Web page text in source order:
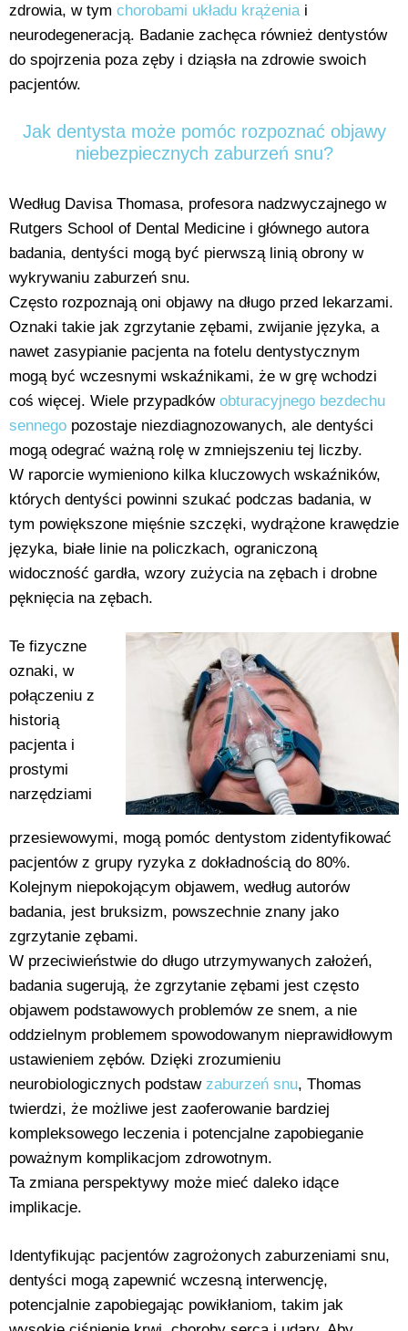
zdrowia, w tym chorobami układu krążeniai
neurodegeneracją. Badanie zachęca również dentystów
do spojrzenia poza zęby i dziąsła na zdrowie swoich
pacjentów.
Jak dentysta może pomóc rozpoznać objawy
niebezpiecznych zaburzeń snu?
Według Davisa Thomasa, profesora nadzwyczajnego w
Rutgers School of Dental Medicine i głównego autora
badania, dentyści mogą być pierwszą linią obrony w
wykrywaniu zaburzeń snu.
Często rozpoznają oni objawy na długo przed lekarzami.
Oznaki takie jak zgrzytanie zębami, zwijanie języka, a
nawet zasypianie pacjenta na fotelu dentystycznym
mogą być wczesnymi wskaźnikami, że w grę wchodzi
coś więcej. Wiele przypadków obturacyjnego bezdechu
sennego pozostaje niezdiagnozowanych, ale dentyści
mogą odegrać ważną rolę w zmniejszeniu tej liczby.
W raporcie wymieniono kilka kluczowych wskaźników,
których dentyści powinni szukać podczas badania, w
tym powiększone mięśnie szczęki, wydrążone krawędzie
języka, białe linie na policzkach, ograniczoną
widoczność gardła, wzory zużycia na zębach i drobne
pęknięcia na zębach.
Te fizyczne
oznaki, w
połączeniu z
historią
pacjenta i
prostymi
narzędziami
przesiewowymi, mogą pomóc dentystom zidentyfikować
pacjentów z grupy ryzyka z dokładnością do 80%.
Kolejnym niepokojącym objawem, według autorów
badania, jest bruksizm, powszechnie znany jako
zgrzytanie zębami.
W przeciwieństwie do długo utrzymywanych założeń,
badania sugerują, że zgrzytanie zębami jest często
objawem podstawowych problemów ze snem, a nie
oddzielnym problemem spowodowanym nieprawidłowym
ustawieniem zębów. Dzięki zrozumieniu
neurobiologicznych podstaw zaburzeń snu, Thomas
twierdzi, że możliwe jest zaoferowanie bardziej
kompleksowego leczenia i potencjalne zapobieganie
poważnym komplikacjom zdrowotnym.
Ta zmiana perspektywy może mieć daleko idące
implikacje.
Identyfikując pacjentów zagrożonych zaburzeniami snu,
dentyści mogą zapewnić wczesną interwencję,
potencjalnie zapobiegając powikłaniom, takim jak